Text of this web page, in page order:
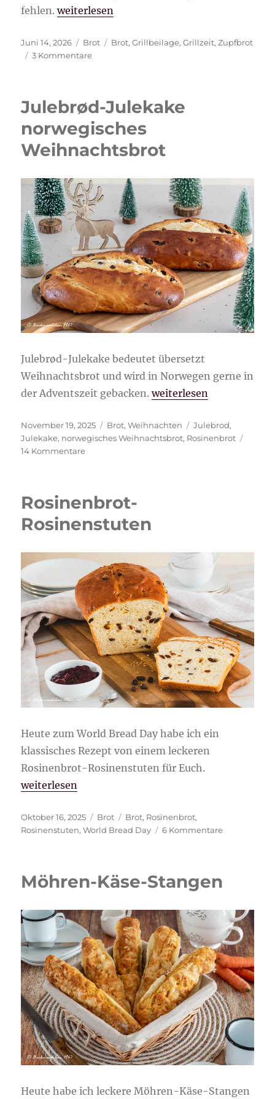
fehlen.„Einfaches Zupfbrot“
weiterlesen
Veröffentlicht
am
Juni 14, 2026 Kategorien
Brot Schlagwörter
Brot,Grillbeilage,Grillzeit,Zupfbrot
3 Kommentarezu
Julebrød-Julekake
norwegisches
Weihnachtsbrot
Julebrød-Julekake bedeutet übersetzt
Weihnachtsbrot und wird in Norwegen gerne in
der Adventszeit gebacken.„Julebrød-Julekake
weiterlesen
Veröffentlicht
am
November 19, 2025 Kategorien
Brot,Weihnachten Schlagwörter
Julebrod,
Julekake, norwegisches Weihnachtsbrot, Rosinenbrot
14 Kommentarezu
Weihnachtsbrot
Rosinenbrot-
Rosinenstuten
Heute zum World Bread Day habe ich ein
klassisches Rezept von einem leckeren
Rosinenbrot-Rosinenstuten für Euch.
„Rosinenbrot-Rosinenstuten“
weiterlesen
Veröffentlicht
am
Oktober 16, 2025 Kategorien
Brot Schlagwörter
Brot, Rosinenbrot,
Rosinenstuten,World Bread Day 6 Kommentarezu
Möhren-Käse-Stangen
Heute habe ich leckere Möhren-Käse-Stangen